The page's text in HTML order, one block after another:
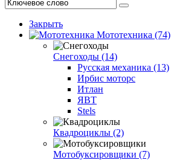
Закрыть
Мототехника (74)
Снегоходы (14)
Русская механика (13)
Ирбис моторс
Итлан
ЯВТ
Stels
Квадроциклы (2)
Мотобуксировщики (7)